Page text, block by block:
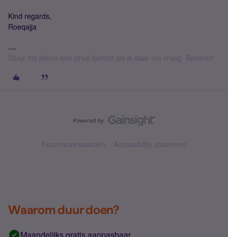
Kind regards,
Roeqajja
Stuur mij alleen een privé bericht als ik daar om vraag. Bedankt!
Forumvoorwaarden Accessibility statement
Waarom duur doen?